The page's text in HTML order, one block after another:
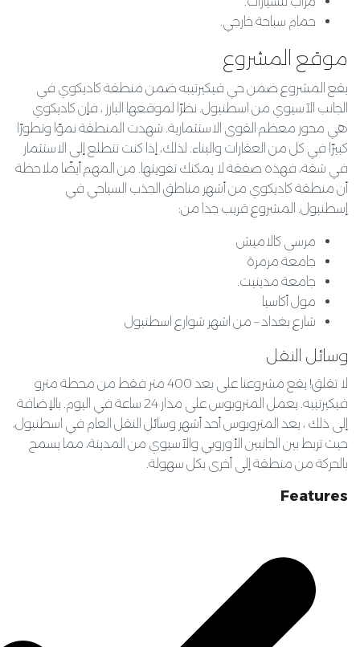
حمام سباحة خارجي.
موقع المشروع
يقع المشروع ضمن حي فيكيرتيبه ضمن منطقة كاديكوي في
الجانب الآسيوي من اسطنبول. نظرًا لموقعها البارز ، فإن كاديكوي
هي محور معظم القوى الاستثمارية.شهدت المنطقة نموًا وتطورًا
كبيرًا في كل من العقارات والبناء.لذلك، إذا كنت تتطلع إلى الاستثمار
في شقة، فهذه صفقة لا يمكنك تفويتها.من المهم أيضًا ملاحظة
أن منطقة كاديكوي من أشهر مناطق الجذب السياحي في
إسطنبول. المشروع قريب جدا من:
مرسى كالاميش
جامعة مرمرة
جامعة مدينيت.
مول أكاسيا
شارع بغداد – من اشهر شوارع اسطنبول
وسائل النقل
لا تقلق!يقع مشروعنا على بعد400متر فقط من محطة مترو
فيكيرتيبه.يعمل المتروبوس على مدار24ساعة في اليوم. بالإضافة
إلى ذلك ، يعد المتروبوس أحد أشهر وسائل النقل العام في اسطنبول،
حيث تربط بين الجانبين الأوروبي والآسيوي من المدينة، مما يسمح
بالحركة من منطقة إلى أخرى بكل سهولة.
Features